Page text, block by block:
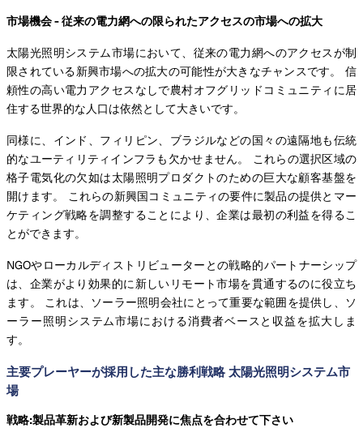
市場機会 - 従来の電力網への限られたアクセスの市場への拡大
太陽光照明システム市場において、従来の電力網へのアクセスが制
限されている新興市場への拡大の可能性が大きなチャンスです。 信
頼性の高い電力アクセスなしで農村オフグリッドコミュニティに居
住する世界的な人口は依然として大きいです。
同様に、インド、フィリピン、ブラジルなどの国々の遠隔地も伝統
的なユーティリティインフラも欠かせません。 これらの選択区域の
格子電気化の欠如は太陽照明プロダクトのための巨大な顧客基盤を
開けます。 これらの新興国コミュニティの要件に製品の提供とマー
ケティング戦略を調整することにより、企業は最初の利益を得るこ
とができます。
NGOやローカルディストリビューターとの戦略的パートナーシップ
は、企業がより効果的に新しいリモート市場を貫通するのに役立ち
ます。 これは、ソーラー照明会社にとって重要な範囲を提供し、ソ
ーラー照明システム市場における消費者ベースと収益を拡大しま
す。
主要プレーヤーが採用した主な勝利戦略 太陽光照明システム市
場
戦略:製品革新および新製品開発に焦点を合わせて下さい